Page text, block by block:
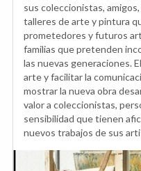
sus coleccionistas,
talleres de arte y pintura
prometedores y futuros
familias que pretenden
las nuevas generaciones.
arte y facilitar la
mostrar la nueva obra
valor a coleccionistas,
sensibilidad que tienen
nuevos trabajos de sus
Anterior